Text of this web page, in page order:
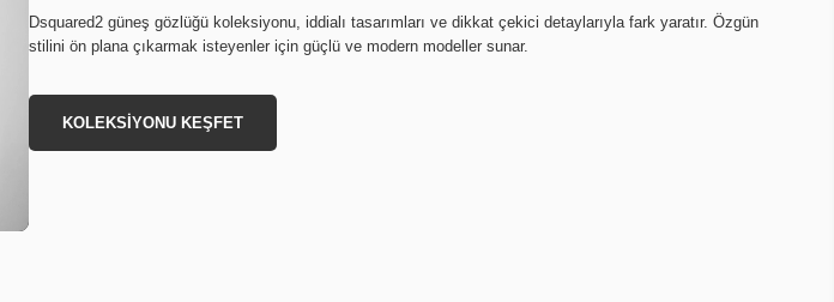
Dsquared2 güneş gözlüğü koleksiyonu, iddialı tasarımları ve dikkat çekici detaylarıyla fark yaratır. Özgün
stilini ön plana çıkarmak isteyenler için güçlü ve modern modeller sunar.
KOLEKSİYONU KEŞFET